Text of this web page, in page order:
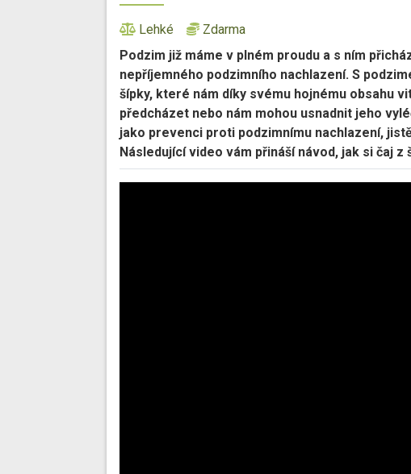
Lehké Zdarma
Podzim již máme v plném proudu a s ním
nepříjemného podzimního nachlazení. S
šípky, které nám díky svému hojnému obsahu
předcházet nebo nám mohou usnadnit jeho
jako prevenci proti podzimnímu nachlazení,
Následující video vám přináší návod, jak si čaj